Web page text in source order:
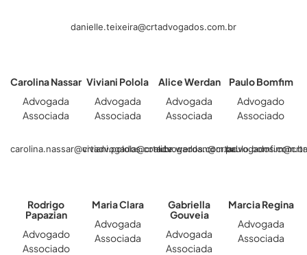
danielle.teixeira@crtadvogados.com.br
Carolina Nassar
Advogada
Associada
carolina.nassar@crtadvogados.com.br
Viviani Polola
Advogada
Associada
viviani.polola@crtadvogados.com.br
Alice Werdan
Advogada
Associada
alice.werdan@crtadvogados.com.br
Paulo Bomfim
Advogado
Associado
Rodrigo
Papazian
Advogado
Associado
Maria Clara
Advogada
Associada
Gabriella
Gouveia
Advogada
Associada
Marcia Regina
Advogada
Associada